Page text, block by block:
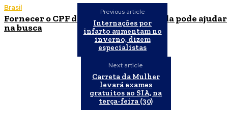
Brasil
Fornecer o CPF da pessoa desaparecida pode ajudar
na busca
Previous article
Internações por
infarto aumentam no
inverno, dizem
especialistas
Next article
Carreta da Mulher
levará exames
gratuitos ao SIA, na
terça-feira (30)